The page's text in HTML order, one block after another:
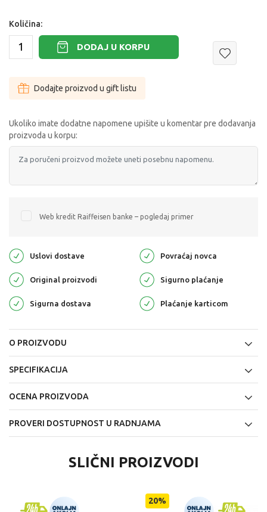
Količina:
DODAJ U KORPU
Dodajte proizvod u gift listu
Ukoliko imate dodatne napomene upišite u komentar pre dodavanja
proizvoda u korpu:
Web kredit Raiffeisen banke – pogledaj primer
Uslovi dostave Povraćaj novca
Original proizvodi Sigurno plaćanje
Sigurna dostava Plaćanje karticom
O PROIZVODU
SPECIFIKACIJA
OCENA PROIZVODA
PROVERI DOSTUPNOST U RADNJAMA
SLIČNI PROIZVODI
20%